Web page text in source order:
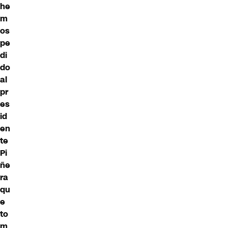
he
m
os
pe
di
do
al
pr
es
id
en
te
Pi
ñe
ra
qu
e
to